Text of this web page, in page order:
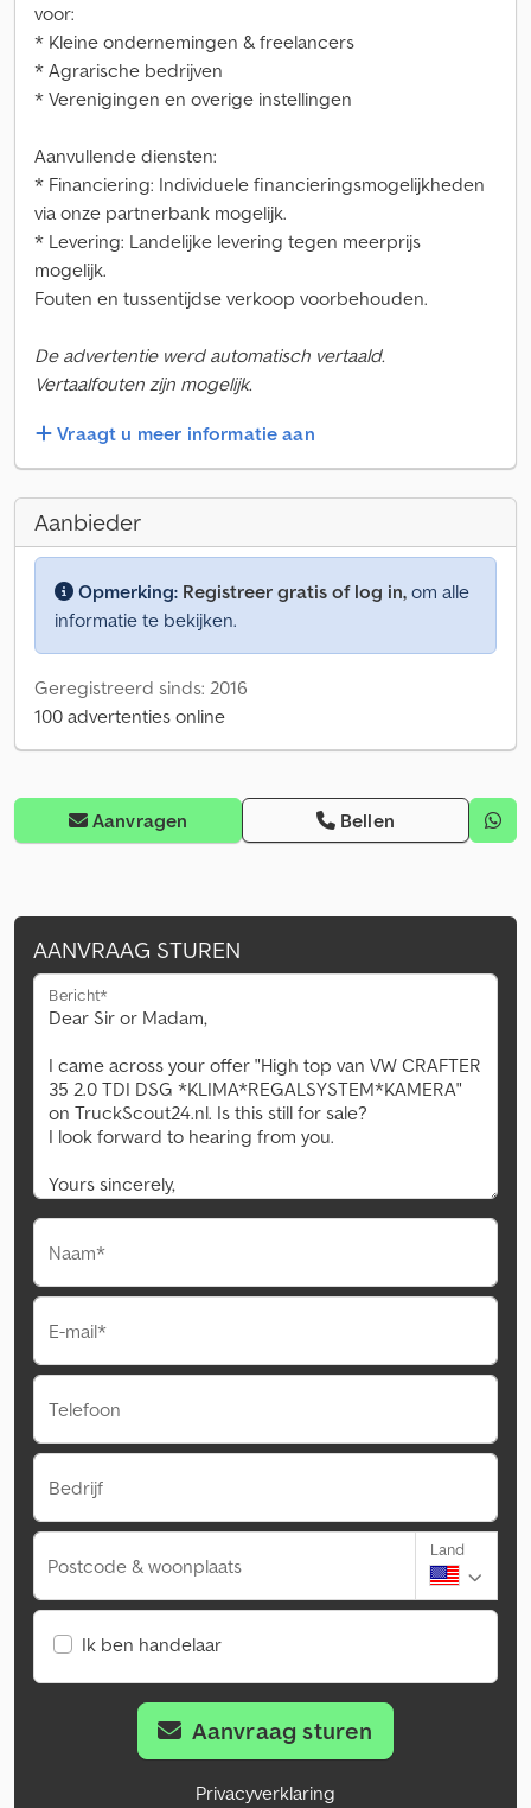
voor:
* Kleine ondernemingen & freelancers
* Agrarische bedrijven
* Verenigingen en overige instellingen
Aanvullende diensten:
* Financiering: Individuele financieringsmogelijkheden
via onze partnerbank mogelijk.
* Levering: Landelijke levering tegen meerprijs
mogelijk.
Fouten en tussentijdse verkoop voorbehouden.
De advertentie werd automatisch vertaald.
Vertaalfouten zijn mogelijk.
Vraagt u meer informatie aan
Aanbieder
Opmerking: Registreer gratis of log in, om alle
informatie te bekijken.
Geregistreerd sinds: 2016
100 advertenties online
Aanvragen Bellen
AANVRAAG STUREN
Bericht*
Naam*
E-mail*
Telefoon
Bedrijf
Postcode & woonplaats
Land
Ik ben handelaar
Aanvraag sturen
Privacyverklaring